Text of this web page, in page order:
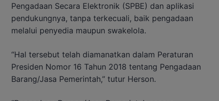
Pengadaan Secara Elektronik (SPBE) dan aplikasi
pendukungnya, tanpa terkecuali, baik pengadaan
melalui penyedia maupun swakelola.
“Hal tersebut telah diamanatkan dalam Peraturan
Presiden Nomor 16 Tahun 2018 tentang Pengadaan
Barang/Jasa Pemerintah,” tutur Herson.